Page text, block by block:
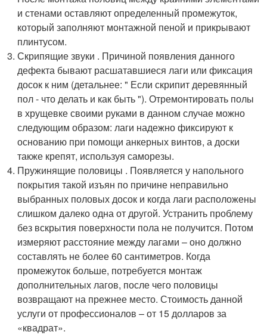
и стенами оставляют определенный промежуток,
который заполняют монтажной пеной и прикрывают
плинтусом.
Скрипящие звуки . Причиной появления данного
дефекта бывают расшатавшиеся лаги или фиксация
досок к ним (детальнее: " Если скрипит деревянный
пол - что делать и как быть "). Отремонтировать полы
в хрущевке своими руками в данном случае можно
следующим образом: лаги надежно фиксируют к
основанию при помощи анкерных винтов, а доски
также крепят, используя саморезы.
Пружинящие половицы . Появляется у напольного
покрытия такой изъян по причине неправильно
выбранных половых досок и когда лаги расположены
слишком далеко одна от другой. Устранить проблему
без вскрытия поверхности пола не получится. Потом
измеряют расстояние между лагами – оно должно
составлять не более 60 сантиметров. Когда
промежуток больше, потребуется монтаж
дополнительных лагов, после чего половицы
возвращают на прежнее место. Стоимость данной
услуги от профессионалов – от 15 долларов за
«квадрат».